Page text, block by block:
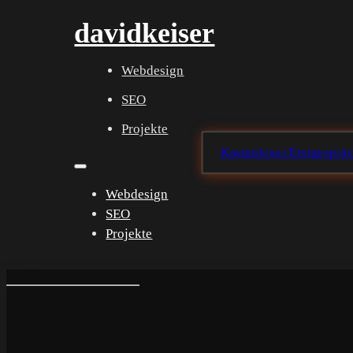
davidkeiser
Webdesign
SEO
Projekte
Webdesign
SEO
Projekte
Kostenloses